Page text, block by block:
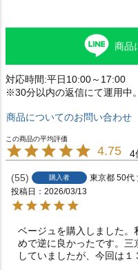
商品
対応時間:平日10:00～17:00
※30分以内の返信にて運用中。
商品についてのお問い合わせ
4.75 4
55 購入者 東京都 50代
投稿日
2026/03/13
ベージュを購入しました
めで逆に良かったです。三
していましたが、今回は１